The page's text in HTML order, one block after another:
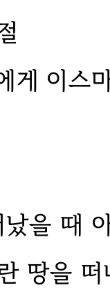
게 이스
을 때
땅을